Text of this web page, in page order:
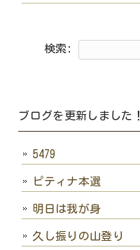
検索:
ブログを更新しました！
5479
ピティナ本選
明日は我が身
久し振りの山登り